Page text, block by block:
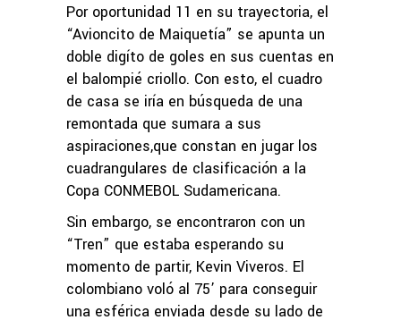
Por oportunidad 11 en su trayectoria, el
“Avioncito de Maiquetía” se apunta un
doble digíto de goles en sus cuentas en
el balompié criollo. Con esto, el cuadro
de casa se iría en búsqueda de una
remontada que sumara a sus
aspiraciones,que constan en jugar los
cuadrangulares de clasificación a la
Copa CONMEBOL Sudamericana.
Sin embargo, se encontraron con un
“Tren” que estaba esperando su
momento de partir, Kevin Viveros. El
colombiano voló al 75’ para conseguir
una esférica enviada desde su lado de